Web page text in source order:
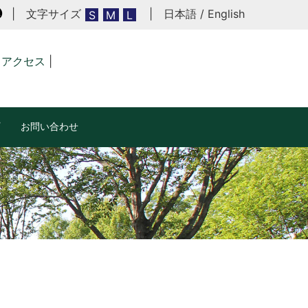
| 文字サイズ S M L 日本語 / English
アクセス
お問い合わせ